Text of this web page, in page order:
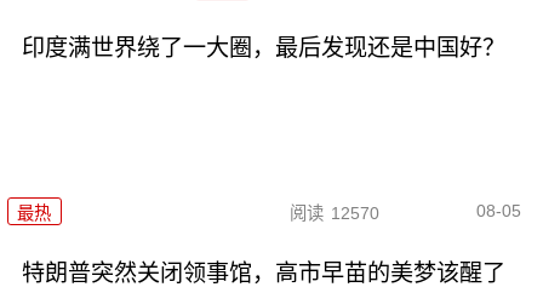
印度满世界绕了一大圈，最后发现还是中国好？
最热 阅读 12570 08-05
特朗普突然关闭领事馆，高市早苗的美梦该醒了